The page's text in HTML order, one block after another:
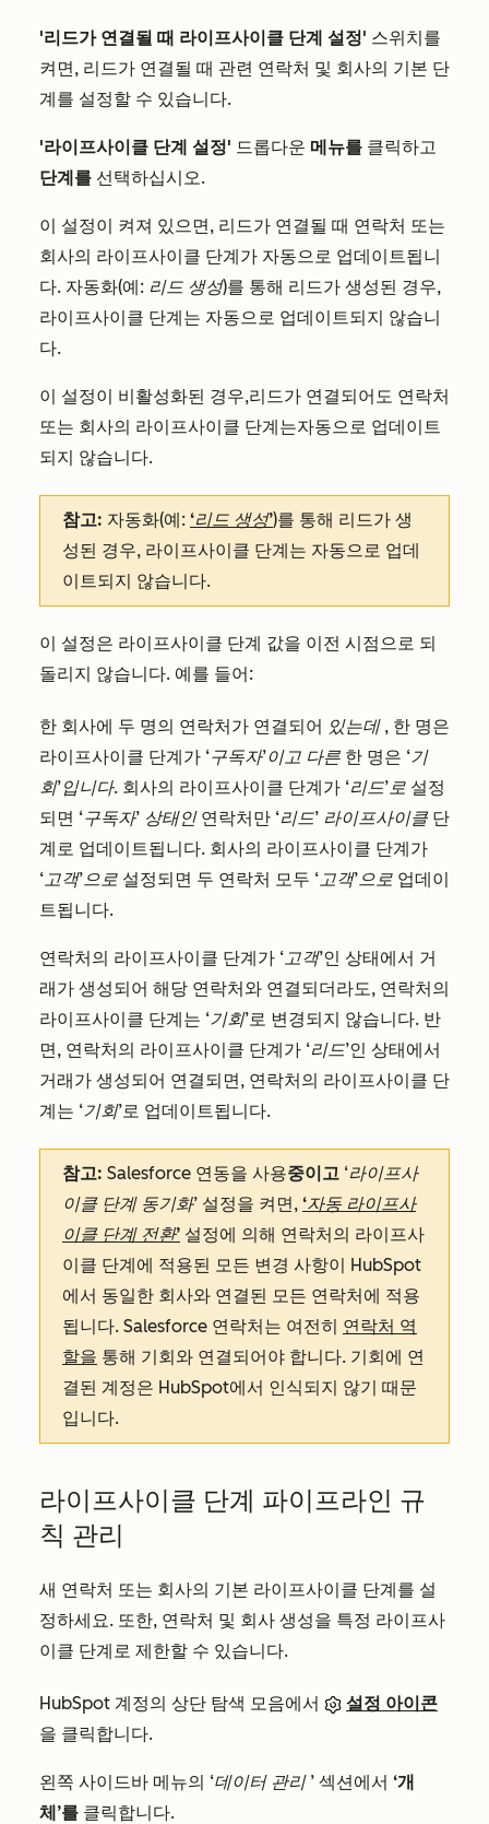
'리드가 연결될 때 라이프사이클 단계 설정' 스위치를
켜면, 리드가 연결될 때 관련 연락처 및 회사의 기본 단
계를 설정할 수 있습니다.
'라이프사이클 단계 설정' 드롭다운 메뉴를 클릭하고
단계를 선택하십시오.
이 설정이 켜져 있으면, 리드가 연결될 때 연락처 또는
회사의 라이프사이클 단계가 자동으로 업데이트됩니
다. 자동화(예: 리드 생성)를 통해 리드가 생성된 경우,
라이프사이클 단계는 자동으로 업데이트되지 않습니
다.
이 설정이 비활성화된 경우,리드가 연결되어도 연락처
또는 회사의 라이프사이클 단계는자동으로 업데이트
되지 않습니다.
참고: 자동화(예: ‘리드 생성’)를 통해 리드가 생
성된 경우, 라이프사이클 단계는 자동으로 업데
이트되지 않습니다.
이 설정은 라이프사이클 단계 값을 이전 시점으로 되
돌리지 않습니다. 예를 들어:
한 회사에 두 명의 연락처가 연결되어 있는데 , 한 명은
라이프사이클 단계가 ‘구독자’이고 다른 한 명은 ‘기
회’입니다. 회사의 라이프사이클 단계가 ‘리드’로 설정
되면 ‘구독자’ 상태인연락처만 ‘리드’ 라이프사이클 단
계로 업데이트됩니다. 회사의 라이프사이클 단계가
‘고객’으로 설정되면 두 연락처 모두 ‘고객’으로 업데이
트됩니다.
연락처의 라이프사이클 단계가 ‘고객’인 상태에서 거
래가 생성되어 해당 연락처와 연결되더라도, 연락처의
라이프사이클 단계는 ‘기회’로 변경되지 않습니다. 반
면, 연락처의 라이프사이클 단계가 ‘리드’인 상태에서
거래가 생성되어 연결되면, 연락처의 라이프사이클 단
계는 ‘기회’로 업데이트됩니다.
참고: Salesforce 연동을 사용중이고 ‘라이프사
이클 단계 동기화’ 설정을 켜면, ‘자동 라이프사
이클 단계 전환’ 설정에 의해 연락처의 라이프사
이클 단계에 적용된 모든 변경 사항이 HubSpot
에서 동일한 회사와 연결된 모든 연락처에 적용
됩니다. Salesforce 연락처는 여전히 연락처 역
할을 통해 기회와 연결되어야 합니다. 기회에 연
결된 계정은 HubSpot에서 인식되지 않기 때문
입니다.
라이프사이클 단계 파이프라인 규
칙 관리
새 연락처 또는 회사의 기본 라이프사이클 단계를 설
정하세요. 또한, 연락처 및 회사 생성을 특정 라이프사
이클 단계로 제한할 수 있습니다.
HubSpot 계정의 상단 탐색 모음에서
설정 아이콘
을 클릭합니다.
왼쪽 사이드바 메뉴의 ‘데이터 관리’ 섹션에서 ‘개
체’를 클릭합니다.